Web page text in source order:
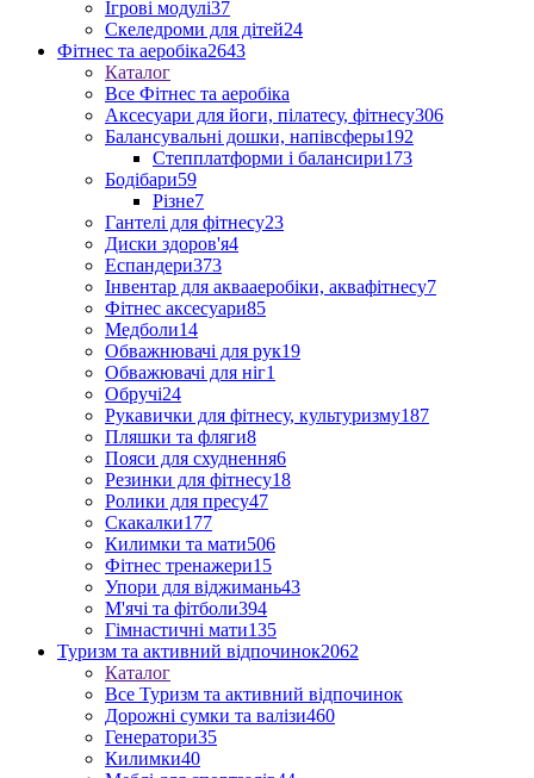
Ігрові модулі37
Скеледроми для дітей24
Фітнес та аеробіка2643
Каталог
Все Фітнес та аеробіка
Аксесуари для йоги, пілатесу, фітнесу306
Балансувальні дошки, напівсферы192
Степплатформи і балансири173
Бодібари59
Різне7
Гантелі для фітнесу23
Диски здоров'я4
Еспандери373
Інвентар для аквааеробіки, аквафітнесу7
Фітнес аксесуари85
Медболи14
Обважнювачі для рук19
Обважювачі для ніг1
Обручі24
Рукавички для фітнесу, культуризму187
Пляшки та фляги8
Пояси для схуднення6
Резинки для фітнесу18
Ролики для пресу47
Скакалки177
Килимки та мати506
Фітнес тренажери15
Упори для віджимань43
М'ячі та фітболи394
Гімнастичні мати135
Туризм та активний відпочинок2062
Каталог
Все Туризм та активний відпочинок
Дорожні сумки та валізи460
Генератори35
Килимки40